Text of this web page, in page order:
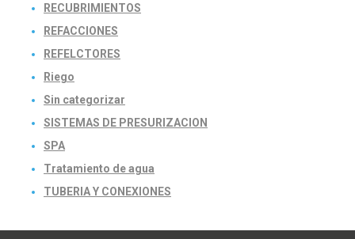
RECUBRIMIENTOS
REFACCIONES
REFELCTORES
Riego
Sin categorizar
SISTEMAS DE PRESURIZACION
SPA
Tratamiento de agua
TUBERIA Y CONEXIONES